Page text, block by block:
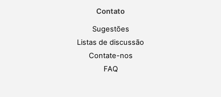
Contato
Sugestões
Listas de discussão
Contate-nos
FAQ